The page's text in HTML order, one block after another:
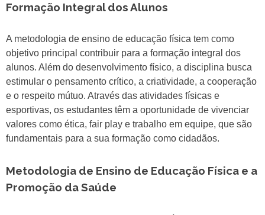
Formação Integral dos Alunos
A metodologia de ensino de educação física tem como
objetivo principal contribuir para a formação integral dos
alunos. Além do desenvolvimento físico, a disciplina busca
estimular o pensamento crítico, a criatividade, a cooperação
e o respeito mútuo. Através das atividades físicas e
esportivas, os estudantes têm a oportunidade de vivenciar
valores como ética, fair play e trabalho em equipe, que são
fundamentais para a sua formação como cidadãos.
Metodologia de Ensino de Educação Física e a
Promoção da Saúde